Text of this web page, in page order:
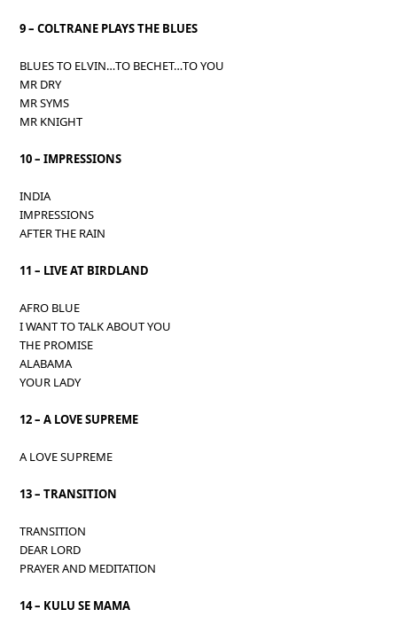
9 – COLTRANE PLAYS THE BLUES
BLUES TO ELVIN…TO BECHET…TO YOU
MR DRY
MR SYMS
MR KNIGHT
10 – IMPRESSIONS
INDIA
IMPRESSIONS
AFTER THE RAIN
11 – LIVE AT BIRDLAND
AFRO BLUE
I WANT TO TALK ABOUT YOU
THE PROMISE
ALABAMA
YOUR LADY
12 – A LOVE SUPREME
A LOVE SUPREME
13 – TRANSITION
TRANSITION
DEAR LORD
PRAYER AND MEDITATION
14 – KULU SE MAMA